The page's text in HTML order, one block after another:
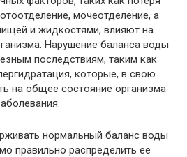
мочеотделение, а
и жидкостями, влияют на
Нарушение баланса воды
последствиям, таким как
которые, в свою
на общее состояние организма
нормальный баланс воды
правильно распределить ее